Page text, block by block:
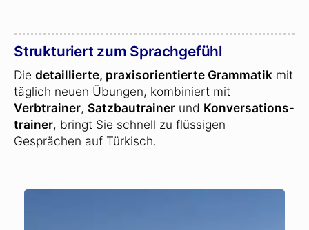
Strukturiert zum Sprachgefühl
Die detaillierte, praxisorientierte Grammatik mit
täglich neuen Übungen, kombiniert mit
Verbtrainer, Satzbautrainer und Konversations­
trainer, bringt Sie schnell zu flüssigen
Gesprächen auf Türkisch.